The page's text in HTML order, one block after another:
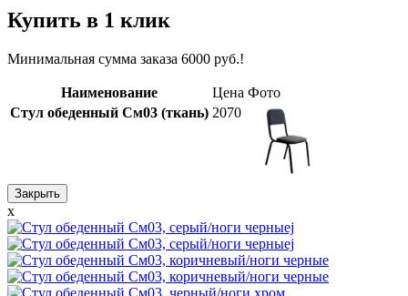
Купить в 1 клик
Минимальная сумма заказа 6000 руб.!
Наименование Цена Фото
Стул обеденный См03 (ткань) 2070
Закрыть
x